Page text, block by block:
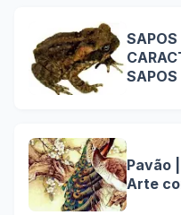
SAPOS
SAPOS
Pavão
Arte